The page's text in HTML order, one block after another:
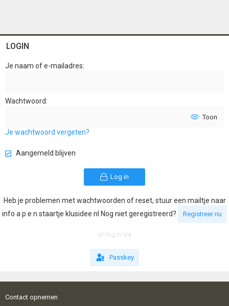
LOGIN
Je naam of e-mailadres
Wachtwoord
Toon
Je wachtwoord vergeten?
Aangemeld blijven
Log in
Heb je problemen met wachtwoorden of reset, stuur een mailtje naar
info a p e n staartje klusidee nl Nog niet geregistreerd?
Registreer nu
or log in via
Passkey
Contact opnemen